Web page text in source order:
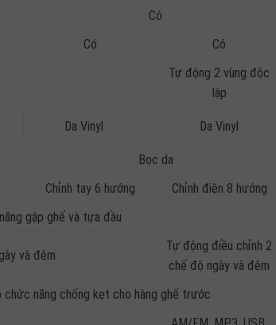
Có
Có Có
Tự động 2 vùng độc
lập
Da Vinyl Da Vinyl
Bọc da
Chỉnh tay 6 hướng
Chỉnh điện 8 hướng
gập ghế và tựa đầu
và đêm
Tự động điều chỉnh 2
chế độ ngày và đêm
chức năng chống kẹt cho hàng ghế trước